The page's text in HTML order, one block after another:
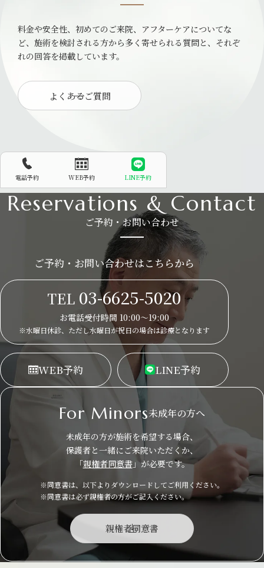
料金や安全性、初めてのご来院、アフターケアについてな
ど、施術を検討される方から多く寄せられる質問と、それぞ
れの回答を掲載しています。
よくあるご質問
電話予約 WEB予約 LINE予約
Reservations & Contact
ご予約・お問い合わせ
ご予約・お問い合わせはこちらから
TEL 03-6625-5020
お電話受付時間 10:00～19:00
※水曜日休診、ただし水曜日が祝日の場合は診療となります
WEB予約 LINE予約
For Minors未成年の方へ
未成年の方が施術を希望する場合、
保護者と一緒にご来院いただくか、
「親権者同意書」が必要です。
※同意書は、以下よりダウンロードしてご利用ください。
※同意書は必ず親権者の方がご記入ください。
親権者同意書